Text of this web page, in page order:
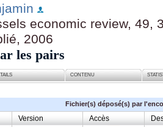
economic review, 49,
2006
les pairs
CONTENU
Fichier(s) déposé(s) par
Version Accès